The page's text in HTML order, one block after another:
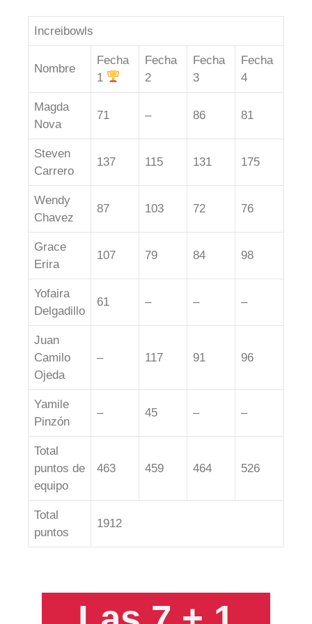
Increibowls
Nombre
Fecha
1
Fecha
2
Fecha
3
Fecha
4
Magda
Nova
71 – 86 81
Steven
Carrero
137 115 131 175
Wendy
Chavez
87 103 72 76
Grace
Erira
107 79 84 98
Yofaira
Delgadillo
61 – – –
Juan
Camilo
Ojeda
– 117 91 96
Yamile
Pinzón
– 45 – –
Total
puntos de
equipo
463 459 464 526
Total
puntos
1912